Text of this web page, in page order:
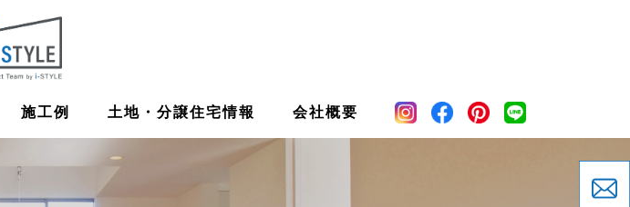
施工例 土地・分譲住宅情報 会社概要